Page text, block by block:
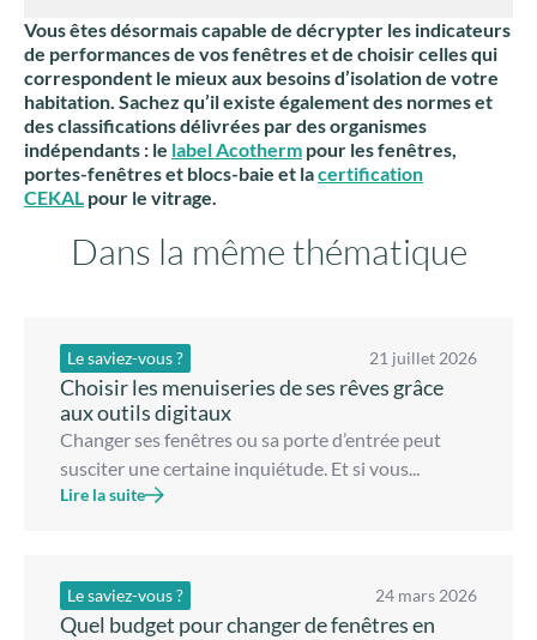
Vous êtes désormais capable de décrypter les indicateurs
de performances de vos fenêtres et de choisir celles qui
correspondent le mieux aux besoins d’isolation de votre
habitation. Sachez qu’il existe également des normes et
des classifications délivrées par des organismes
indépendants : le label Acotherm pour les fenêtres,
portes-fenêtres et blocs-baie et lacertification
CEKAL pour le vitrage.
Dans la même thématique
Le saviez-vous ? 21 juillet 2026
Choisir les menuiseries de ses rêves grâce
aux outils digitaux
Changer ses fenêtres ou sa porte d’entrée peut
susciter une certaine inquiétude. Et si vous...
Lire la suite
Le saviez-vous ? 24 mars 2026
Quel budget pour changer de fenêtres en